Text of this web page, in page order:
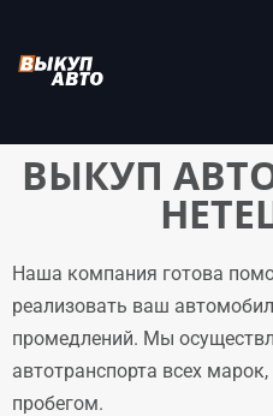
ВЫКУП
Наша компания готова
реализовать ваш
промедлений. Мы
автотранспорта всех
пробегом.